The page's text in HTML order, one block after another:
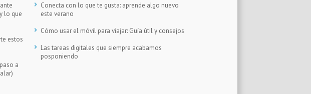
lo que
estos
a
Conecta con lo que te gusta: aprende algo nuevo
este verano
Cómo usar el móvil para viajar: Guía útil y consejos
Las tareas digitales que siempre acabamos
posponiendo